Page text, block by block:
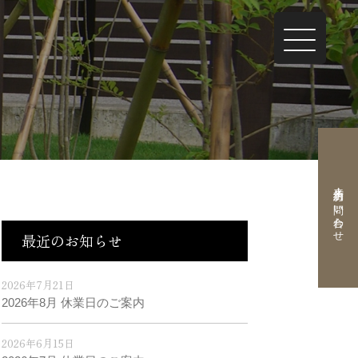
最近のお知らせ
2026年7月21日
2026年8月 休業日のご案内
2026年6月15日
来店予約・お問い合わせ